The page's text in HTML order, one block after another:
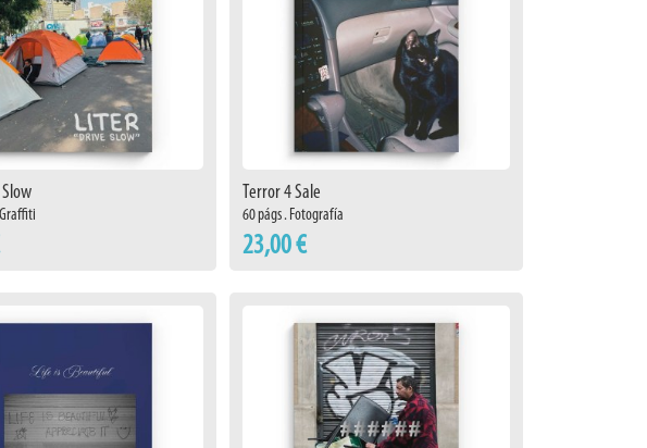
Terror 4 Sale
60 págs . Fotografía
23,00 €